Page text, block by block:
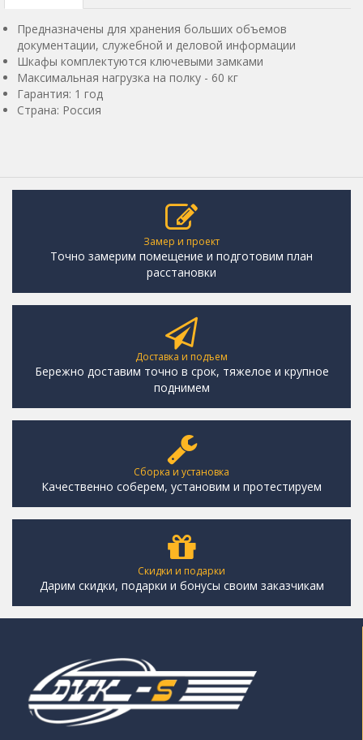
Предназначены для хранения больших объемов
документации, служебной и деловой информации
Шкафы комплектуются ключевыми замками
Максимальная нагрузка на полку - 60 кг
Гарантия: 1 год
Страна: Россия
Замер и проект
Точно замерим помещение и подготовим план
расстановки
Доставка и подъем
Бережно доставим точно в срок, тяжелое и крупное
поднимем
Сборка и установка
Качественно соберем, установим и протестируем
Скидки и подарки
Дарим скидки, подарки и бонусы своим заказчикам